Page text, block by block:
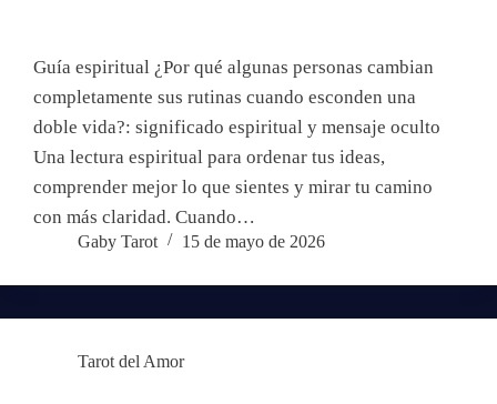
Guía espiritual ¿Por qué algunas personas cambian
completamente sus rutinas cuando esconden una
doble vida?: significado espiritual y mensaje oculto
Una lectura espiritual para ordenar tus ideas,
comprender mejor lo que sientes y mirar tu camino
con más claridad. Cuando…
Gaby Tarot 15 de mayo de 2026
Tarot del Amor